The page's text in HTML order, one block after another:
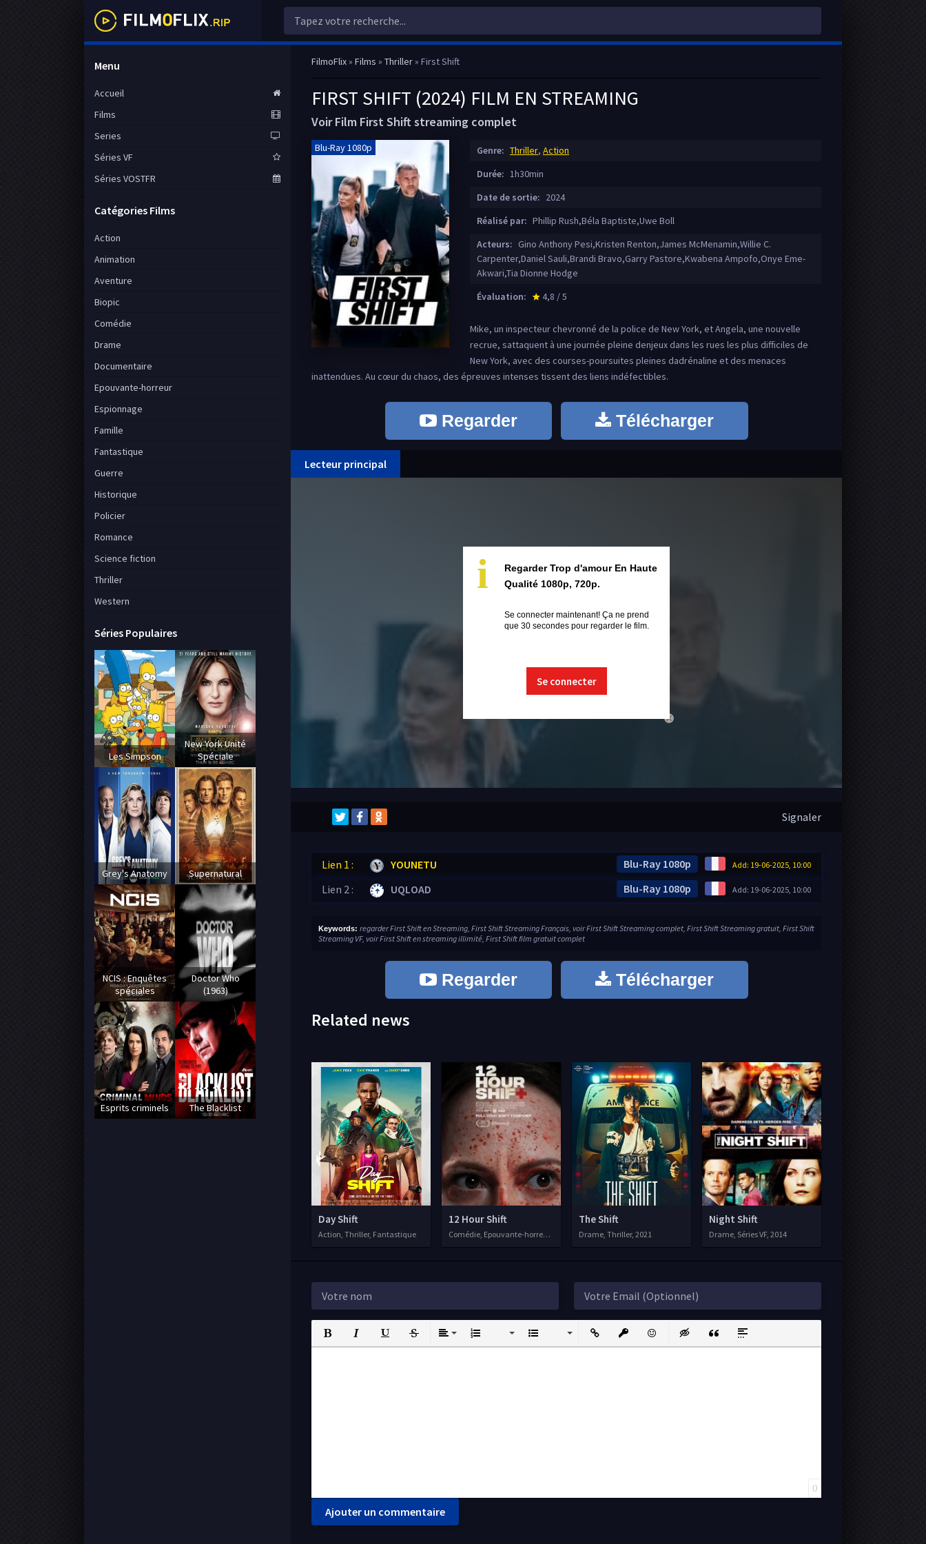
FilmoFlix» Films » Thriller» First Shift
FIRST SHIFT (2024) FILM EN STREAMING
Voir Film First Shift streaming complet
Blu-Ray 1080p Genre: Thriller, Action
Durée: 1h30min
Date de sortie: 2024
Réalisé par: Phillip Rush,Béla Baptiste,Uwe Boll
Acteurs: Gino Anthony Pesi,Kristen Renton,James McMenamin,Willie C.
Carpenter,Daniel Sauli,Brandi Bravo,Garry Pastore,Kwabena Ampofo,Onye Eme-
Akwari,Tia Dionne Hodge
Évaluation:
star_rate
4,8 / 5
Mike, un inspecteur chevronné de la police de New York, et Angela, une nouvelle
recrue, sattaquent à une journée pleine denjeux dans les rues les plus difficiles de
New York, avec des courses-poursuites pleines dadrénaline et des menaces
inattendues. Au cœur du chaos, des épreuves intenses tissent des liens indéfectibles.
Regarder Télécharger
Lecteur principal
close
i
Regarder Trop d'amour En Haute
Qualité 1080p, 720p.
Se connecter maintenant! Ça ne prend
que 30 secondes pour regarder le film.
Se connecter
Signaler
Lien 1 : YOUNETU Add: 19-06-2025, 10:00
Blu-Ray 1080p
Lien 2 :
UQLOAD Add: 19-06-2025, 10:00
Blu-Ray 1080p
Keywords: regarder First Shift en Streaming, First Shift Streaming Français, voir First Shift Streaming complet, First Shift Streaming gratuit, First Shift
Streaming VF, voir First Shift en streaming illimité, First Shift film gratuit complet
Regarder Télécharger
Related news
Day Shift
Action, Thriller, Fantastique
12 Hour Shift
Comédie, Epouvante-horreur, Thriller, 2020
The Shift
Drame, Thriller, 2021
Night Shift
Drame, Séries VF, 2014
Bold Italic UnderlineStrikethrough
AlignOrdered List Unordered ListInsert LinkInsert protected link
EmoticonsInsert hidden text
Insert QuoteInsert spoiler
0
Ajouter un commentaire
Menu
Accueil
Films
Series
Séries VF
Séries VOSTFR
Catégories Films
Action
Animation
Aventure
Biopic
Comédie
Drame
Documentaire
Epouvante-horreur
Espionnage
Famille
Fantastique
Guerre
Historique
Policier
Romance
Science fiction
Thriller
Western
Séries Populaires
Les Simpson
New York Unité
Spéciale
Grey's Anatomy Supernatural
NCIS : Enquêtes
spéciales
Doctor Who
(1963)
Esprits criminels The Blacklist